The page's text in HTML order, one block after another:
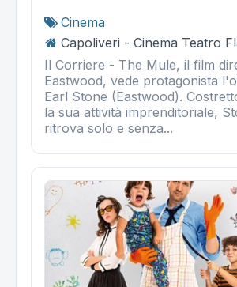
Cinema
Capoliveri - Cinema Teatro
Il Corriere - The Mule, il film
Eastwood, vede protagonista
Earl Stone (Eastwood).
la sua attività imprenditoriale,
ritrova solo e senza...